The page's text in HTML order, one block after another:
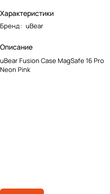
Характеристики
Бренд: uBear
Описание
uBear Fusion Case MagSafe 16 Pro
Neon Pink